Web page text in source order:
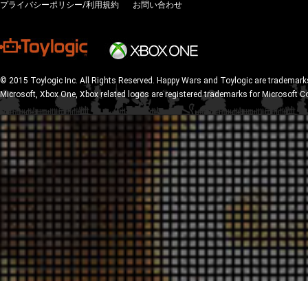
プライバシーポリシー/利用規約 お問い合わせ
© 2015 Toylogic Inc. All Rights Reserved. Happy Wars and Toylogic are
Microsoft, Xbox One, Xbox related logos are registered trademarks for Microsoft